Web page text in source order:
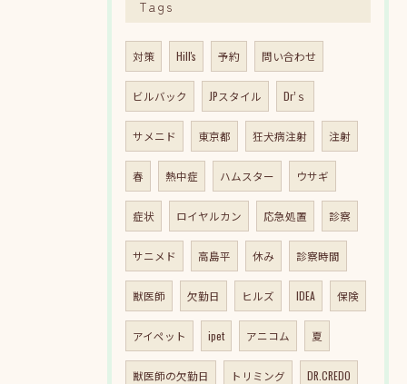
Tags
対策 Hill's 予約 問い合わせ
ビルバック JPスタイル Dr’ｓ
サメニド 東京都 狂犬病注射 注射
春 熱中症 ハムスター ウサギ
症状 ロイヤルカン 応急処置 診察
サニメド 高島平 休み 診察時間
獣医師 欠勤日 ヒルズ IDEA 保険
アイペット ipet アニコム 夏
獣医師の欠勤日 トリミング DR.CREDO